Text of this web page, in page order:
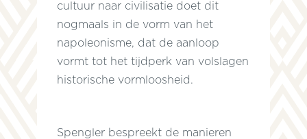
cultuur naar civilisatie doet dit
nogmaals in de vorm van het
napoleonisme, dat de aanloop
vormt tot het tijdperk van volslagen
historische vormloosheid.
Spengler bespreekt de manieren